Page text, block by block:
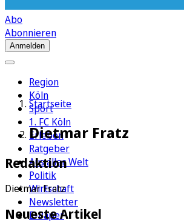
Abo
Abonnieren
Anmelden
Region
Köln
Sport
1. FC Köln
Erleben
Ratgeber
Aus aller Welt
Politik
Wirtschaft
Newsletter
E-Paper
Startseite
Dietmar Fratz
Redaktion
Dietmar Fratz
Neueste Artikel